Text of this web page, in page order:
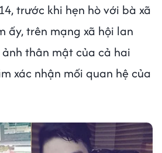
trước khi hẹn hò với bà xã
ấy, trên mạng xã hội lan
thân mật của cả hai
xác nhận mối quan hệ của